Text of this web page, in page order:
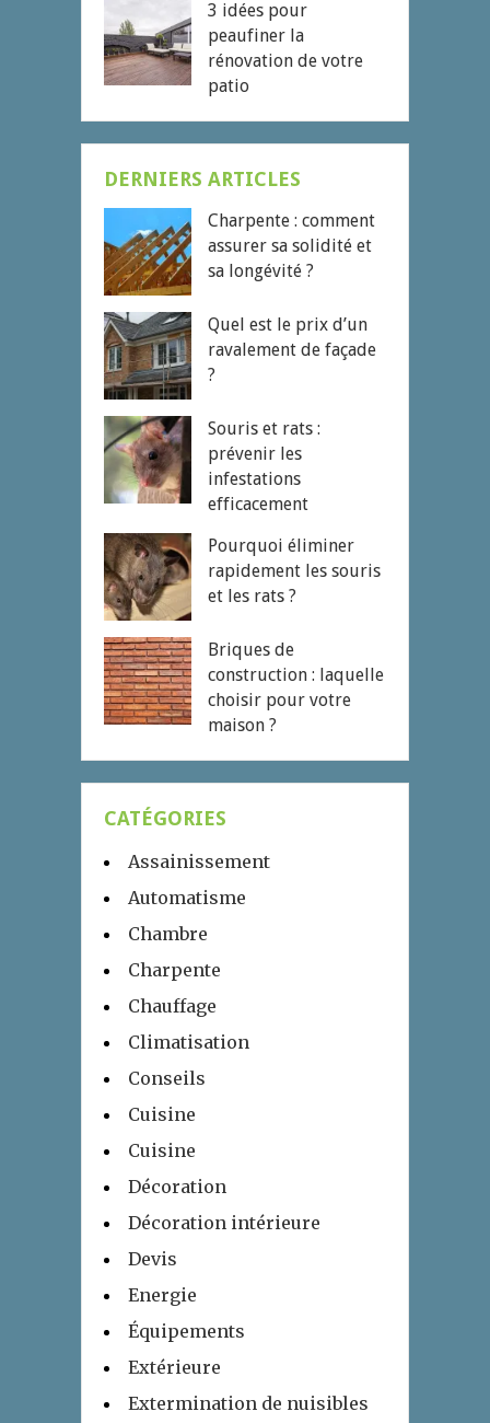
3 idées pour
peaufiner la
rénovation de votre
patio
DERNIERS ARTICLES
Charpente : comment
assurer sa solidité et
sa longévité ?
Quel est le prix d’un
ravalement de façade
?
Souris et rats :
prévenir les
infestations
efficacement
Pourquoi éliminer
rapidement les souris
et les rats ?
Briques de
construction : laquelle
choisir pour votre
maison ?
CATÉGORIES
Assainissement
Automatisme
Chambre
Charpente
Chauffage
Climatisation
Conseils
Cuisine
Cuisine
Décoration
Décoration intérieure
Devis
Energie
Équipements
Extérieure
Extermination de nuisibles